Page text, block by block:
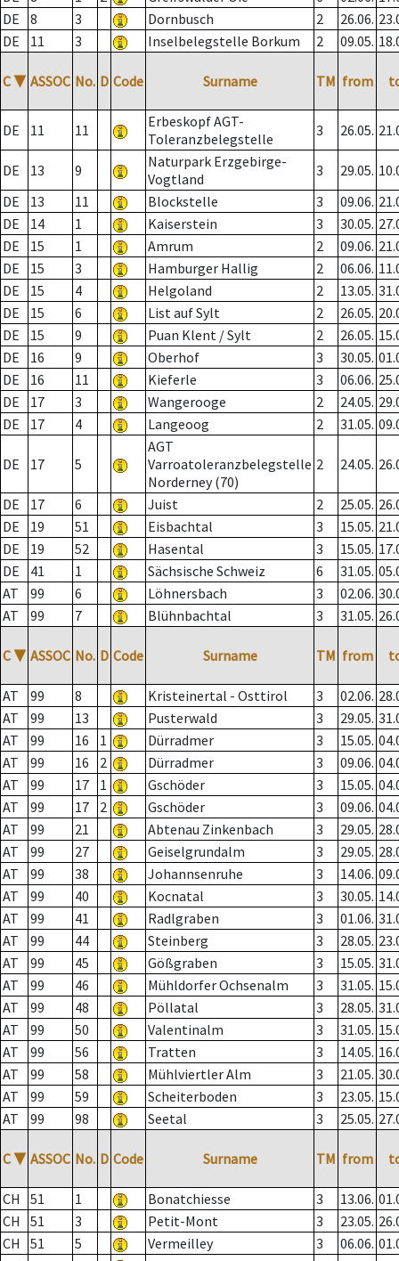
DE
8 3 Dornbusch 2 26.06.
DE
11 3 Inselbelegstelle Borkum 2 09.05.
C ▼ ASSOC No. D Code Surname TM from
DE 11 11
Erbeskopf AGT-
Toleranzbelegstelle
3 26.05.
DE 13 9
Naturpark Erzgebirge-
Vogtland
3 29.05.
DE
13 11 Blockstelle 3 09.06.
DE
14 1 Kaiserstein 3 30.05.
DE
15 1 Amrum 2 09.06.
DE
15 3 Hamburger Hallig 2 06.06.
DE
15 4 Helgoland 2 13.05.
DE
15 6 List auf Sylt 2 26.05.
DE
15 9 Puan Klent / Sylt 2 26.05.
DE
16 9 Oberhof 3 30.05.
DE
16 11 Kieferle 3 06.06.
DE
17 3 Wangerooge 2 24.05.
DE
17 4 Langeoog 2 31.05.
DE 17 5
AGT
Varroatoleranzbelegstelle
Norderney (70)
2 24.05.
DE 17 6 Juist 2 25.05.
DE
19 51 Eisbachtal 3 15.05.
DE
19 52 Hasental 3 15.05.
DE
41 1 Sächsische Schweiz 6 31.05.
AT
99 6 Löhnersbach 3 02.06.
AT
99 7 Blühnbachtal 3 31.05.
C ▼ ASSOC No. D Code Surname TM from
AT 99 8 Kristeinertal - Osttirol 3 02.06.
AT
99 13 Pusterwald 3 29.05.
AT
99 16 1 Dürradmer 3 15.05.
AT
99 16 2 Dürradmer 3 09.06.
AT
99 17 1 Gschöder 3 15.05.
AT
99 17 2 Gschöder 3 09.06.
AT
99 21 Abtenau Zinkenbach 3 29.05.
AT
99 27 Geiselgrundalm 3 29.05.
AT
99 38 Johannsenruhe 3 14.06.
AT
99 40 Kocnatal 3 30.05.
AT
99 41 Radlgraben 3 01.06.
AT
99 44 Steinberg 3 28.05.
AT
99 45 Gößgraben 3 15.05.
AT
99 46 Mühldorfer Ochsenalm 3 31.05.
AT
99 48 Pöllatal 3 28.05.
AT
99 50 Valentinalm 3 31.05.
AT
99 56 Tratten 3 14.05.
AT
99 58 Mühlviertler Alm 3 21.05.
AT
99 59 Scheiterboden 3 23.05.
AT
99 98 Seetal 3 25.05.
C ▼ ASSOC No. D Code Surname TM from
CH 51 1 Bonatchiesse 3 13.06.
CH
51 3 Petit-Mont 3 23.05.
CH
51 5 Vermeilley 3 06.06.